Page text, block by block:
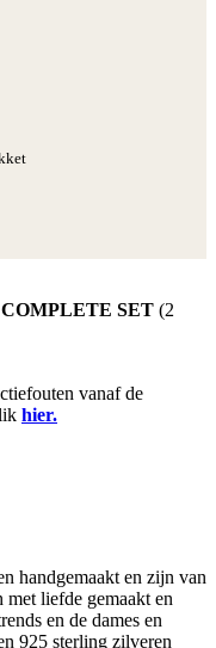
COMPLETE SET (2
vanaf de
hier.
handgemaakt en zijn van
liefde gemaakt en
en de dames en
925 sterling zilveren